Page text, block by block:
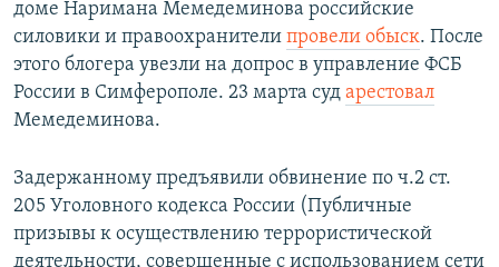
доме Наримана Мемедеминова российские
силовики и правоохранители провели обыск. После
этого блогера увезли на допрос в управление ФСБ
России в Симферополе. 23 марта суд арестовал
Мемедеминова.​
Задержанному предъявили обвинение по ч.2 ст.
205 Уголовного кодекса России (Публичные
призывы к осуществлению террористической
деятельности, совершенные с использованием сети